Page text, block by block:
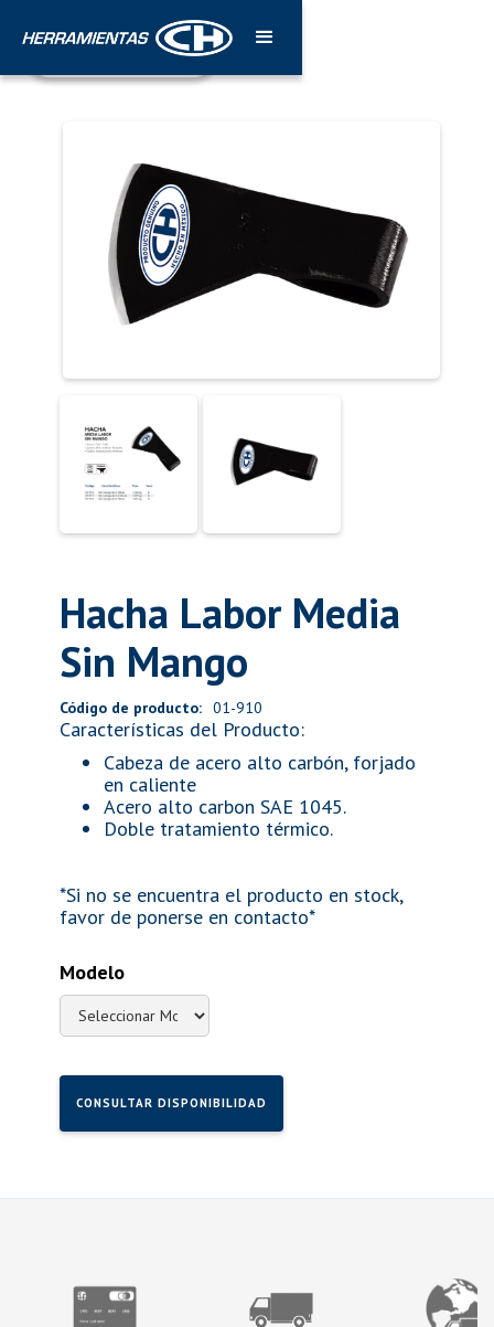
¡Póngase en contacto!
Hacha Labor Media
Sin Mango
Código de producto: 01-910
Características del Producto:
Cabeza de acero alto carbón, forjado
en caliente
Acero alto carbon SAE 1045.
Doble tratamiento térmico.
*Si no se encuentra el producto en stock,
favor de ponerse en contacto*
Modelo
CONSULTAR DISPONIBILIDAD